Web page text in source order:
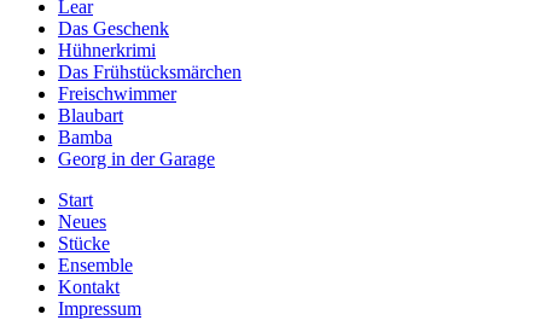
Lear
Das Geschenk
Hühnerkrimi
Das Frühstücksmärchen
Freischwimmer
Blaubart
Bamba
Georg in der Garage
Start
Neues
Stücke
Ensemble
Kontakt
Impressum